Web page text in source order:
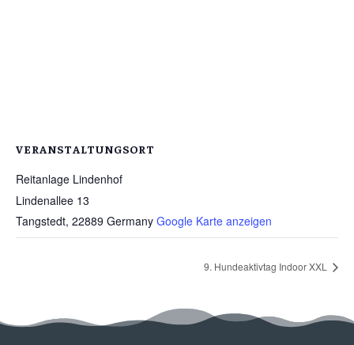
VERANSTALTUNGSORT
Reitanlage Lindenhof
Lindenallee 13
Tangstedt, 22889 Germany Google Karte anzeigen
9. Hundeaktivtag Indoor XXL